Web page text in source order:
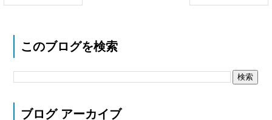
このブログを検索
ブログ アーカイブ